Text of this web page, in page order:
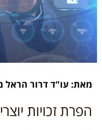
מאת: עו"ד דרור הראל
הפרת זכויות